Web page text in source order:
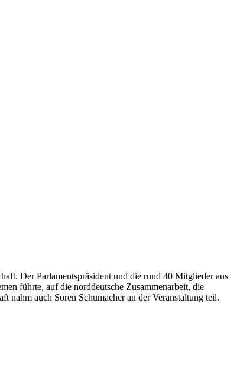
Der Parlamentspräsident und die rund 40 Mitglieder aus
führte, auf die norddeutsche Zusammenarbeit, die
nahm auch Sören Schumacher an der Veranstaltung teil.